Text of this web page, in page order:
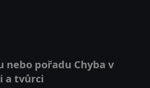
nebo pořadu Chyba v
a tvůrci